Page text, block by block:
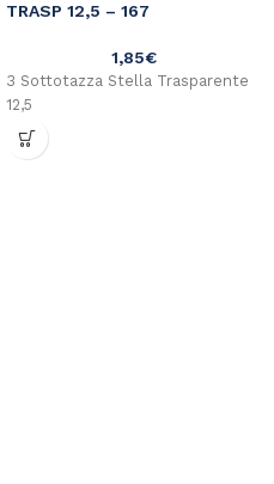
TRASP 12,5 – 167
1,85€
3 Sottotazza Stella Trasparente
12,5